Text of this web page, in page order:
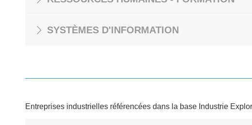
SYSTÈMES D'INFORMATION
Entreprises industrielles référencées dans la base Industrie